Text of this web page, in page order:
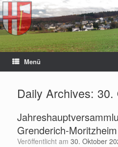
Menü
Daily Archives: 30.
Grenderich-Moritzheim
Veröffentlicht am 30. Oktober